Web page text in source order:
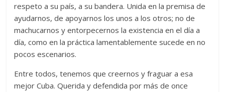
respeto a su país, a su bandera. Unida en la premisa de
ayudarnos, de apoyarnos los unos a los otros; no de
machucarnos y entorpecernos la existencia en el día a
día, como en la práctica lamentablemente sucede en no
pocos escenarios.
Entre todos, tenemos que creernos y fraguar a esa
mejor Cuba. Querida y defendida por más de once